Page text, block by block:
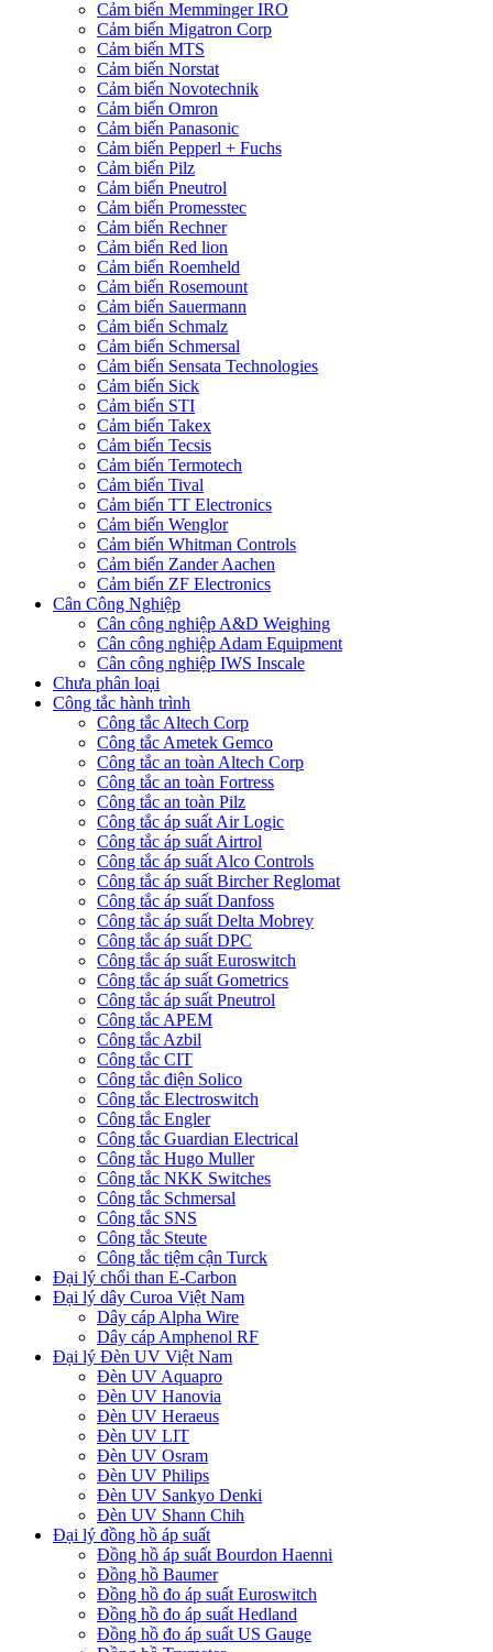
Cảm biến Memminger IRO
Cảm biến Migatron Corp
Cảm biến MTS
Cảm biến Norstat
Cảm biến Novotechnik
Cảm biến Omron
Cảm biến Panasonic
Cảm biến Pepperl + Fuchs
Cảm biến Pilz
Cảm biến Pneutrol
Cảm biến Promesstec
Cảm biến Rechner
Cảm biến Red lion
Cảm biến Roemheld
Cảm biến Rosemount
Cảm biến Sauermann
Cảm biến Schmalz
Cảm biến Schmersal
Cảm biến Sensata Technologies
Cảm biến Sick
Cảm biến STI
Cảm biến Takex
Cảm biến Tecsis
Cảm biến Termotech
Cảm biến Tival
Cảm biến TT Electronics
Cảm biến Wenglor
Cảm biến Whitman Controls
Cảm biến Zander Aachen
Cảm biến ZF Electronics
Cân Công Nghiệp
Cân công nghiệp A&D Weighing
Cân công nghiệp Adam Equipment
Cân công nghiệp IWS Inscale
Chưa phân loại
Công tắc hành trình
Công tắc Altech Corp
Công tắc Ametek Gemco
Công tắc an toàn Altech Corp
Công tắc an toàn Fortress
Công tắc an toàn Pilz
Công tắc áp suất Air Logic
Công tắc áp suất Airtrol
Công tắc áp suất Alco Controls
Công tắc áp suất Bircher Reglomat
Công tắc áp suất Danfoss
Công tắc áp suất Delta Mobrey
Công tắc áp suất DPC
Công tắc áp suất Euroswitch
Công tắc áp suất Gometrics
Công tắc áp suất Pneutrol
Công tắc APEM
Công tắc Azbil
Công tắc CIT
Công tắc điện Solico
Công tắc Electroswitch
Công tắc Engler
Công tắc Guardian Electrical
Công tắc Hugo Muller
Công tắc NKK Switches
Công tắc Schmersal
Công tắc SNS
Công tắc Steute
Công tắc tiệm cận Turck
Đại lý chổi than E-Carbon
Đại lý dây Curoa Việt Nam
Dây cáp Alpha Wire
Dây cáp Amphenol RF
Đại lý Đèn UV Việt Nam
Đèn UV Aquapro
Đèn UV Hanovia
Đèn UV Heraeus
Đèn UV LIT
Đèn UV Osram
Đèn UV Philips
Đèn UV Sankyo Denki
Đèn UV Shann Chih
Đại lý đồng hồ áp suất
Đồng hồ áp suất Bourdon Haenni
Đồng hồ Baumer
Đồng hồ đo áp suất Euroswitch
Đồng hồ đo áp suất Hedland
Đồng hồ đo áp suất US Gauge